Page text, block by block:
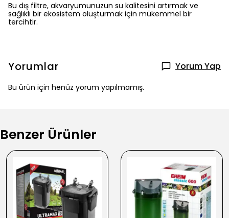
Bu dış filtre, akvaryumunuzun su kalitesini artırmak ve
sağlıklı bir ekosistem oluşturmak için mükemmel bir
tercihtir.
Yorumlar Yorum Yap
Bu ürün için henüz yorum yapılmamış.
Benzer Ürünler